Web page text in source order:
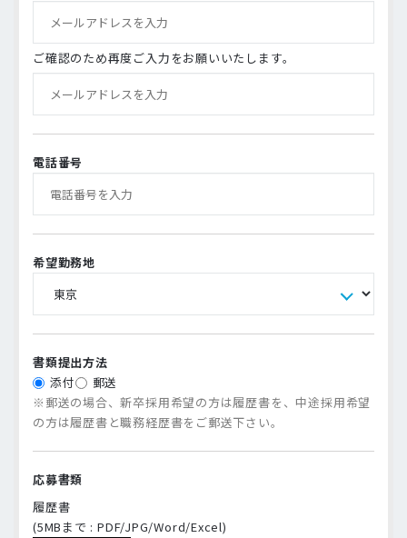
ご確認のため再度ご入力をお願いいたします。
電話番号
希望勤務地
書類提出方法
添付
郵送
※郵送の場合、新卒採用希望の方は履歴書を、中途採用希望
の方は履歴書と職務経歴書をご郵送下さい。
応募書類
履歴書
(5MBまで : PDF/JPG/Word/Excel)